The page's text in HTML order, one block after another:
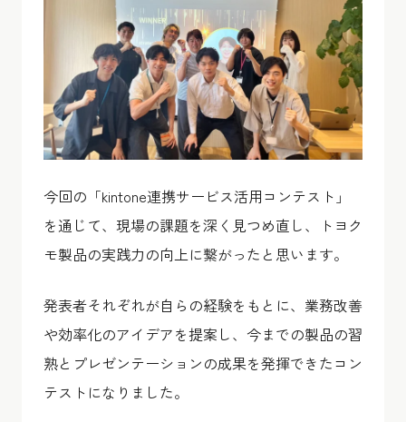
今回の「kintone連携サービス活用コンテスト」
を通じて、現場の課題を深く見つめ直し、トヨク
モ製品の実践力の向上に繋がったと思います。
発表者それぞれが自らの経験をもとに、業務改善
や効率化のアイデアを提案し、今までの製品の習
熟とプレゼンテーションの成果を発揮できたコン
テストになりました。